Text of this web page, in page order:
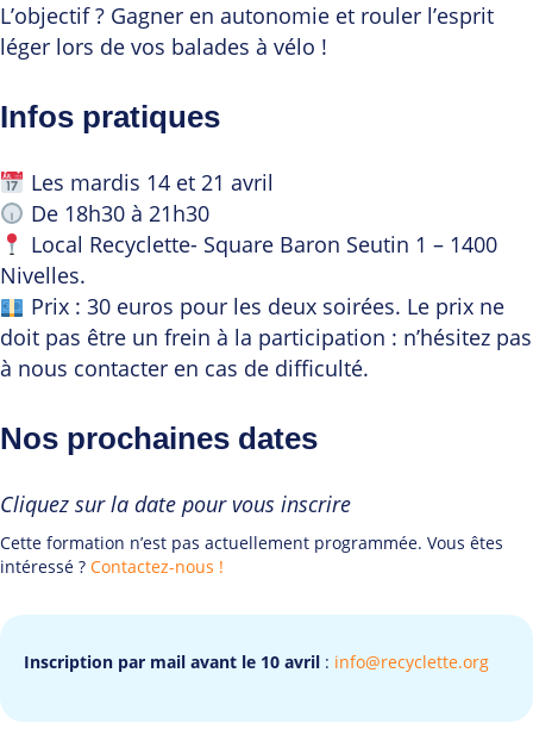
L’objectif ? Gagner en autonomie et rouler l’esprit
léger lors de vos balades à vélo !
Infos pratiques
Les mardis 14 et 21 avril
De 18h30 à 21h30
Local Recyclette- Square Baron Seutin 1 – 1400
Nivelles.
Prix : 30 euros pour les deux soirées. Le prix ne
doit pas être un frein à la participation : n’hésitez pas
à nous contacter en cas de difficulté.
Nos prochaines dates
Cliquez sur la date pour vous inscrire
Cette formation n’est pas actuellement programmée. Vous êtes
intéressé ? Contactez-nous !
Inscription par mail avant le 10 avril : info@recyclette.org